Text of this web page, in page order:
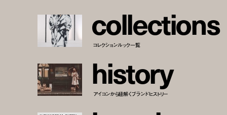
collections
コレクションルック一覧
history
アイコンから紐解くブランドヒストリー